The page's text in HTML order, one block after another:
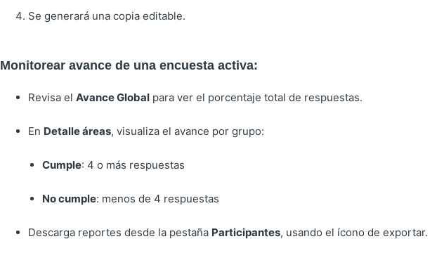
Se generará una copia editable.
Monitorear avance de una encuesta activa:
Revisa el Avance Globalpara ver el porcentaje total de respuestas.
En Detalle áreas, visualiza el avance por grupo:
Cumple: 4 o más respuestas
No cumple: menos de 4 respuestas
Descarga reportes desde la pestaña Participantes, usando el ícono de exportar.